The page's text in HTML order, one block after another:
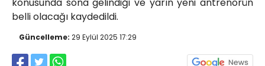
konusunda sona gelindiği ve yarın yeni antrenörün
belli olacağı kaydedildi.
Güncelleme: 29 Eylül 2025 17:29